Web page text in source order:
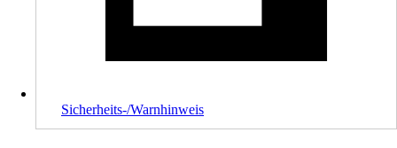
Sicherheits-/Warnhinweis